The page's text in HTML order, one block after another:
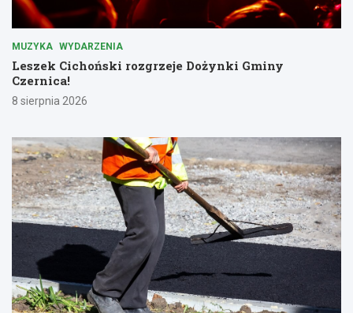
MUZYKA WYDARZENIA
Leszek Cichoński rozgrzeje Dożynki Gminy
Czernica!
8 sierpnia 2026